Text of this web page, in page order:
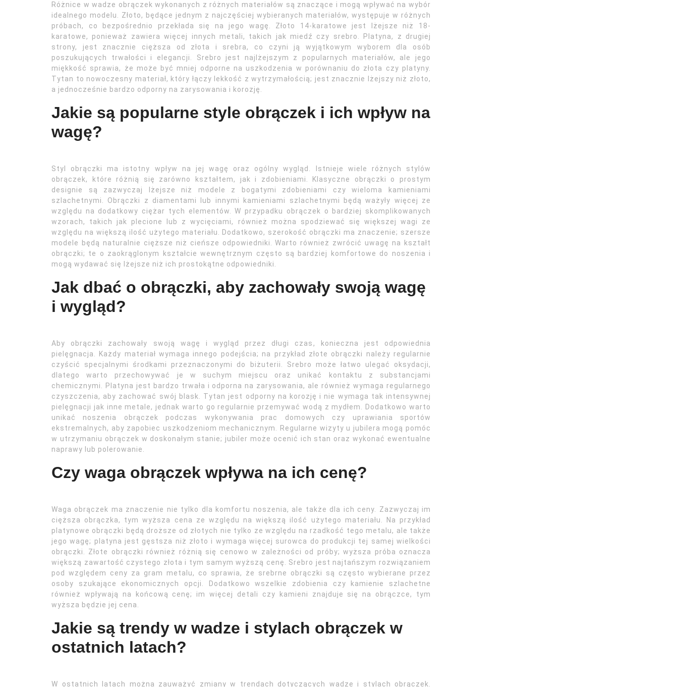
Różnice w wadze obrączek wykonanych z różnych materiałów są znaczące i mogą wpływać na wybór
idealnego modelu. Złoto, będące jednym z najczęściej wybieranych materiałów, występuje w różnych
próbach, co bezpośrednio przekłada się na jego wagę. Złoto 14-karatowe jest lżejsze niż 18-
karatowe, ponieważ zawiera więcej innych metali, takich jak miedź czy srebro. Platyna, z drugiej
strony, jest znacznie cięższa od złota i srebra, co czyni ją wyjątkowym wyborem dla osób
poszukujących trwałości i elegancji. Srebro jest najlżejszym z popularnych materiałów, ale jego
miękkość sprawia, że może być mniej odporne na uszkodzenia w porównaniu do złota czy platyny.
Tytan to nowoczesny materiał, który łączy lekkość z wytrzymałością; jest znacznie lżejszy niż złoto,
a jednocześnie bardzo odporny na zarysowania i korozję.
Jakie są popularne style obrączek i ich wpływ na
wagę?
Styl obrączki ma istotny wpływ na jej wagę oraz ogólny wygląd. Istnieje wiele różnych stylów
obrączek, które różnią się zarówno kształtem, jak i zdobieniami. Klasyczne obrączki o prostym
designie są zazwyczaj lżejsze niż modele z bogatymi zdobieniami czy wieloma kamieniami
szlachetnymi. Obrączki z diamentami lub innymi kamieniami szlachetnymi będą ważyły więcej ze
względu na dodatkowy ciężar tych elementów. W przypadku obrączek o bardziej skomplikowanych
wzorach, takich jak plecione lub z wycięciami, również można spodziewać się większej wagi ze
względu na większą ilość użytego materiału. Dodatkowo, szerokość obrączki ma znaczenie; szersze
modele będą naturalnie cięższe niż cieńsze odpowiedniki. Warto również zwrócić uwagę na kształt
obrączki; te o zaokrąglonym kształcie wewnętrznym często są bardziej komfortowe do noszenia i
mogą wydawać się lżejsze niż ich prostokątne odpowiedniki.
Jak dbać o obrączki, aby zachowały swoją wagę
i wygląd?
Aby obrączki zachowały swoją wagę i wygląd przez długi czas, konieczna jest odpowiednia
pielęgnacja. Każdy materiał wymaga innego podejścia; na przykład złote obrączki należy regularnie
czyścić specjalnymi środkami przeznaczonymi do biżuterii. Srebro może łatwo ulegać oksydacji,
dlatego warto przechowywać je w suchym miejscu oraz unikać kontaktu z substancjami
chemicznymi. Platyna jest bardzo trwała i odporna na zarysowania, ale również wymaga regularnego
czyszczenia, aby zachować swój blask. Tytan jest odporny na korozję i nie wymaga tak intensywnej
pielęgnacji jak inne metale, jednak warto go regularnie przemywać wodą z mydłem. Dodatkowo warto
unikać noszenia obrączek podczas wykonywania prac domowych czy uprawiania sportów
ekstremalnych, aby zapobiec uszkodzeniom mechanicznym. Regularne wizyty u jubilera mogą pomóc
w utrzymaniu obrączek w doskonałym stanie; jubiler może ocenić ich stan oraz wykonać ewentualne
naprawy lub polerowanie.
Czy waga obrączek wpływa na ich cenę?
Waga obrączek ma znaczenie nie tylko dla komfortu noszenia, ale także dla ich ceny. Zazwyczaj im
cięższa obrączka, tym wyższa cena ze względu na większą ilość użytego materiału. Na przykład
platynowe obrączki będą droższe od złotych nie tylko ze względu na rzadkość tego metalu, ale także
jego wagę; platyna jest gęstsza niż złoto i wymaga więcej surowca do produkcji tej samej wielkości
obrączki. Złote obrączki również różnią się cenowo w zależności od próby; wyższa próba oznacza
większą zawartość czystego złota i tym samym wyższą cenę. Srebro jest najtańszym rozwiązaniem
pod względem ceny za gram metalu, co sprawia, że srebrne obrączki są często wybierane przez
osoby szukające ekonomicznych opcji. Dodatkowo wszelkie zdobienia czy kamienie szlachetne
również wpływają na końcową cenę; im więcej detali czy kamieni znajduje się na obrączce, tym
wyższa będzie jej cena.
Jakie są trendy w wadze i stylach obrączek w
ostatnich latach?
W ostatnich latach można zauważyć zmiany w trendach dotyczących wadze i stylach obrączek.